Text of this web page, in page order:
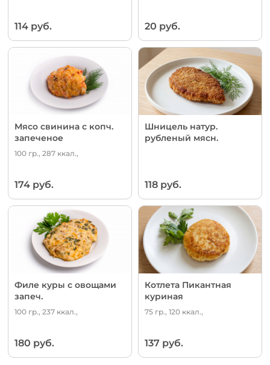
114 руб. 20 руб.
Мясо свинина с копч.
запеченое
100 гр., 287 ккал.,
174 руб.
Шницель натур.
рубленый мясн.
118 руб.
Филе куры с овощами
запеч.
100 гр., 237 ккал.,
180 руб.
Котлета Пикантная
куриная
75 гр., 120 ккал.,
137 руб.